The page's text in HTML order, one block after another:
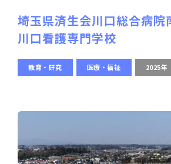
埼玉県済生会川口総合病院
川口看護専門学校
教育・研究 医療・福祉 2025年